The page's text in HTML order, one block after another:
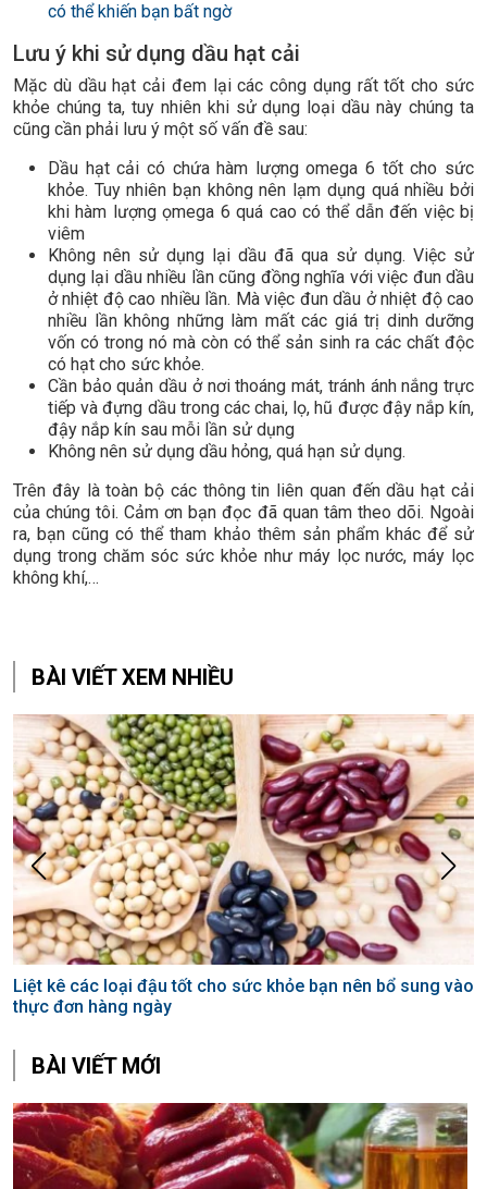
có thể khiến bạn bất ngờ
Lưu ý khi sử dụng dầu hạt cải
Mặc dù dầu hạt cải đem lại các công dụng rất tốt cho sức
khỏe chúng ta, tuy nhiên khi sử dụng loại dầu này chúng ta
cũng cần phải lưu ý một số vấn đề sau:
Dầu hạt cải có chứa hàm lượng omega 6 tốt cho sức
khỏe. Tuy nhiên bạn không nên lạm dụng quá nhiều bởi
khi hàm lượng ọmega 6 quá cao có thể dẫn đến việc bị
viêm
Không nên sử dụng lại dầu đã qua sử dụng. Việc sử
dụng lại dầu nhiều lần cũng đồng nghĩa với việc đun dầu
ở nhiệt độ cao nhiều lần. Mà việc đun dầu ở nhiệt độ cao
nhiều lần không những làm mất các giá trị dinh dưỡng
vốn có trong nó mà còn có thể sản sinh ra các chất độc
có hạt cho sức khỏe.
Cần bảo quản dầu ở nơi thoáng mát, tránh ánh nắng trực
tiếp và đựng dầu trong các chai, lọ, hũ được đậy nắp kín,
đậy nắp kín sau mỗi lần sử dụng
Không nên sử dụng dầu hỏng, quá hạn sử dụng.
Trên đây là toàn bộ các thông tin liên quan đến dầu hạt cải
của chúng tôi. Cảm ơn bạn đọc đã quan tâm theo dõi. Ngoài
ra, bạn cũng có thể tham khảo thêm sản phẩm khác để sử
dụng trong chăm sóc sức khỏe như máy lọc nước, máy lọc
không khí,…
BÀI VIẾT XEM NHIỀU
Liệt kê các loại đậu tốt cho sức khỏe bạn nên bổ sung vào
thực đơn hàng ngày
BÀI VIẾT MỚI